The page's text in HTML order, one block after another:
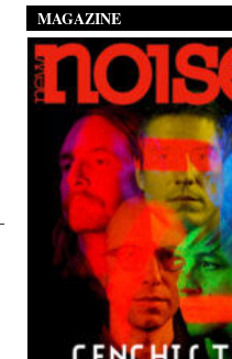
MAGAZINE